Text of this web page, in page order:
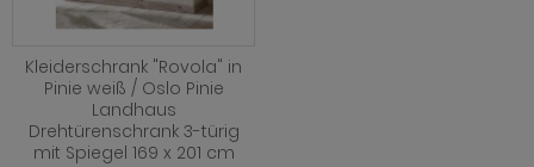
Kleiderschrank "Rovola" in
Pinie weiß / Oslo Pinie
Landhaus
Drehtürenschrank 3-türig
mit Spiegel 169 x 201 cm